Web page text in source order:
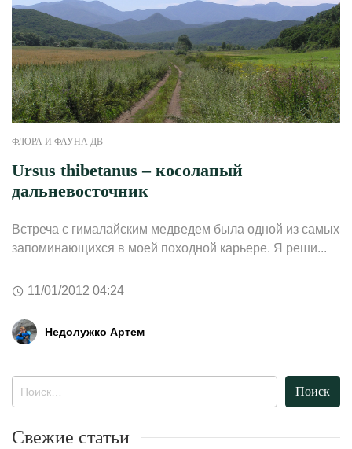
ФЛОРА И ФАУНА ДВ
Ursus thibetanus – косолапый
дальневосточник
Встреча с гималайским медведем была одной из самых
запоминающихся в моей походной карьере. Я реши...
11/01/2012 04:24
Недолужко Артем
Свежие статьи